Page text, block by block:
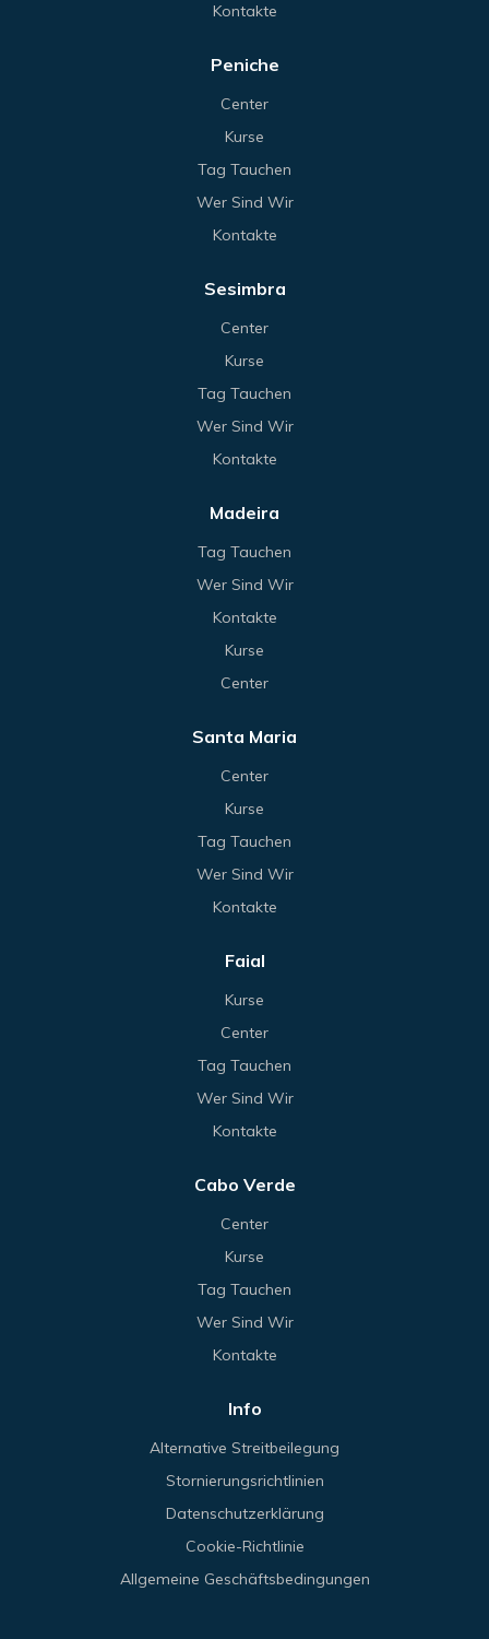
Kontakte
Peniche
Center
Kurse
Tag Tauchen
Wer Sind Wir
Kontakte
Sesimbra
Center
Kurse
Tag Tauchen
Wer Sind Wir
Kontakte
Madeira
Tag Tauchen
Wer Sind Wir
Kontakte
Kurse
Center
Santa Maria
Center
Kurse
Tag Tauchen
Wer Sind Wir
Kontakte
Faial
Kurse
Center
Tag Tauchen
Wer Sind Wir
Kontakte
Cabo Verde
Center
Kurse
Tag Tauchen
Wer Sind Wir
Kontakte
Info
Alternative Streitbeilegung
Stornierungsrichtlinien
Datenschutzerklärung
Cookie-Richtlinie
Allgemeine Geschäftsbedingungen